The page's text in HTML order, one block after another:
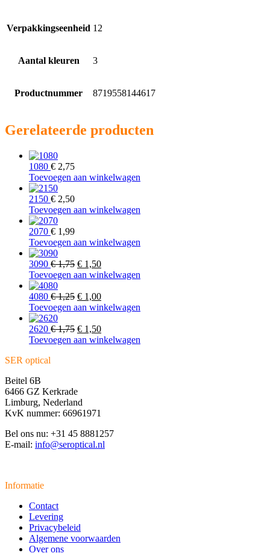
Verpakkingseenheid 12
Aantal kleuren 3
Productnummer 8719558144617
Gerelateerde producten
1080 € 2,75
Toevoegen aan winkelwagen
2150 € 2,50
Toevoegen aan winkelwagen
2070 € 1,99
Toevoegen aan winkelwagen
3090 €1,75 Oorspronkelijke
prijs
€ 1,75.
€ 1,50Huidige
prijs
€ 1,50.
Toevoegen aan winkelwagen
4080 €1,25 Oorspronkelijke
prijs
€ 1,25.
€ 1,00Huidige
prijs
€ 1,00.
Toevoegen aan winkelwagen
2620 €1,75 Oorspronkelijke
prijs
€ 1,50Huidige
prijs
Toevoegen aan winkelwagen
SER optical
Beitel 6B
6466 GZ Kerkrade
Limburg, Nederland
KvK nummer: 66961971
Bel ons nu: +31 45 8881257
E-mail: info@seroptical.nl
Informatie
Contact
Levering
Privacybeleid
Algemene voorwaarden
Over ons